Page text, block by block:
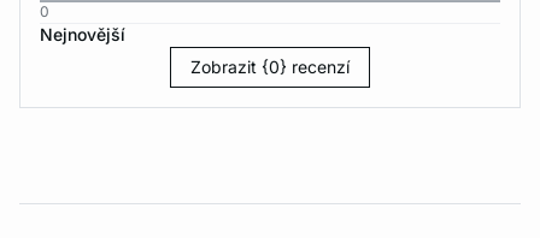
0
Nejnovější
Zobrazit {0} recenzí